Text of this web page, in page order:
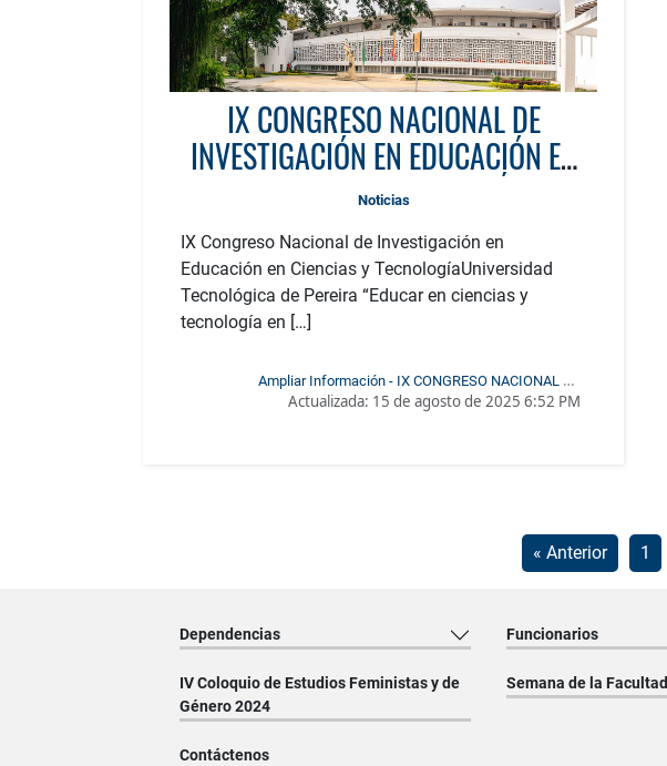
IX CONGRESO NACIONAL DE
INVESTIGACIÓN EN EDUCACIÓN EN
CIENCIAS Y TECNOLOGÍA
Noticias
IX Congreso Nacional de Investigación en
Educación en Ciencias y TecnologíaUniversidad
Tecnológica de Pereira “Educar en ciencias y
tecnología en […]
Ampliar Información - IX CONGRESO NACIONAL DE
INVESTIGACIÓN EN EDUCACIÓN EN CIENCIAS Y
Actualizada: 15 de agosto de 2025 6:52 PM
« Anterior 1
Dependencias Funcionarios
IV Coloquio de Estudios Feministas y de
Género 2024
Semana de la Facultad
Contáctenos